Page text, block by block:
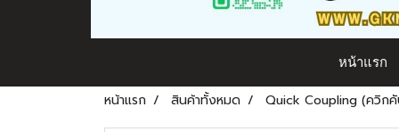
หน้าแรก
หน้าแรก สินค้าทั้งหมด Quick Coupling (ควิก